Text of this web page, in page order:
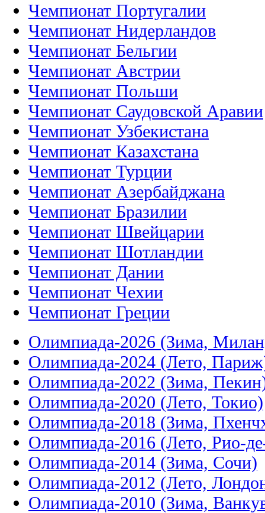
Чемпионат Португалии
Чемпионат Нидерландов
Чемпионат Бельгии
Чемпионат Австрии
Чемпионат Польши
Чемпионат Саудовской Аравии
Чемпионат Узбекистана
Чемпионат Казахстана
Чемпионат Турции
Чемпионат Азербайджана
Чемпионат Бразилии
Чемпионат Швейцарии
Чемпионат Шотландии
Чемпионат Дании
Чемпионат Чехии
Чемпионат Греции
Олимпиада-2026 (Зима,
Олимпиада-2024 (Лето,
Олимпиада-2022 (Зима,
Олимпиада-2020 (Лето, Токио)
Олимпиада-2018 (Зима,
Олимпиада-2016 (Лето, Рио-
Олимпиада-2014 (Зима, Сочи)
Олимпиада-2012 (Лето,
Олимпиада-2010 (Зима,